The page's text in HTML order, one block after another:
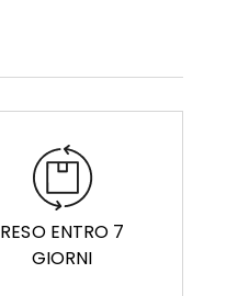
RESO ENTRO 7
GIORNI